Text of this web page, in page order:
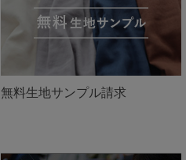
無料生地サンプル請求